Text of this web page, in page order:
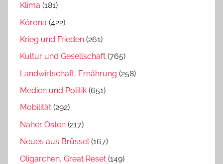
Klima (181)
Kórona (422)
Krieg und Frieden (261)
Kultur und Gesellschaft (765)
Landwirtschaft, Ernährung (258)
Medien und Politik (651)
Mobilität (292)
Naher Osten (217)
Neues aus Brüssel(167)
Oligarchen, Great Reset (149)